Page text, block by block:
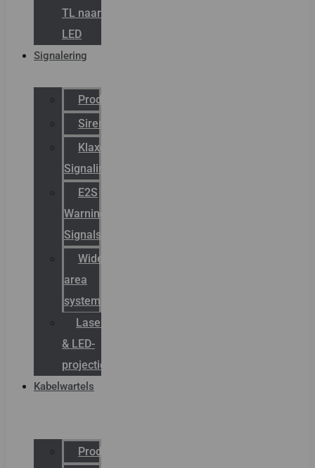
TL naar
LED
Signalering
Productcatalogus
Sirena
Klaxon
Signaling
E2S
Warning
Signals
Wide
area
systemen
Laserbelijning
& LED-
projectie
Kabelwartels
Productcatalogus